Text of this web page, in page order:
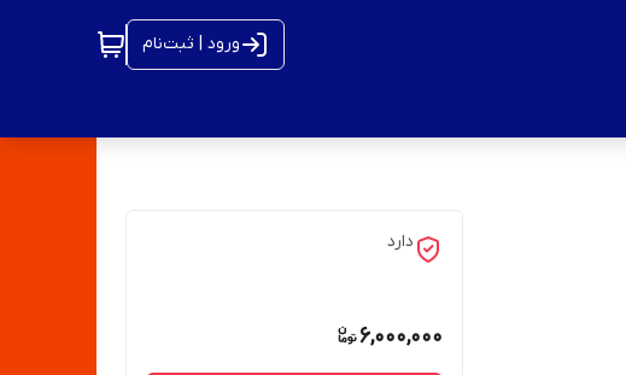
ورود | ثبت‌نام
دارد
6,000,000